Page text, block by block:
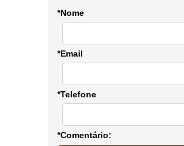
*Nome
*Email
*Telefone
*Comentário: